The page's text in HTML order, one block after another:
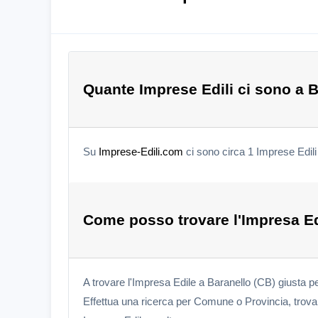
Quante Imprese Edili ci sono a
Su Imprese-Edili.com ci sono circa 1 Imprese
Come posso trovare l'Impresa
A trovare l'Impresa Edile a Baranello (CB) giusta
Effettua una ricerca per Comune o Provincia,